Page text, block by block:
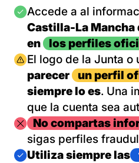
Imagen
Accede a al
Castilla-La Mancha
en
los perfiles
Imagen
El logo de la Junta o
parecer
un perfil
siempre lo es. Una
que la cuenta sea
ImagenNo compartas
sigas perfiles
Imagen
Utiliza siempre las